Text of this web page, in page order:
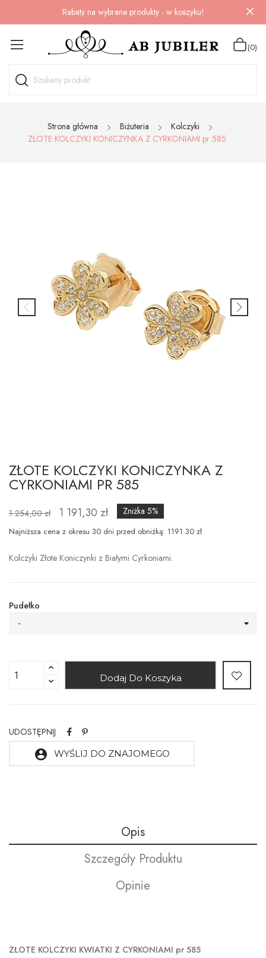
Rabaty na wybrane produkty - w koszyku!
(0)
Strona główna Biżuteria
Kolczyki
ZŁOTE KOLCZYKI KONICZYNKA Z CYRKONIAMI pr 585
ZŁOTE KOLCZYKI KONICZYNKA Z
CYRKONIAMI PR 585
1 254,00 zł 1 191,30 zł Zniżka 5%
Najniższa cena z okresu 30 dni przed obniżką: 1191.30 zł
Kolczyki Złote Koniczynki z Białymi Cyrkoniami.
Pudełko
-
Dodaj Do Koszyka
UDOSTĘPNIJ
account_circle WYŚLIJ DO ZNAJOMEGO
Opis
Szczegóły Produktu
Opinie
ZŁOTE KOLCZYKI KWIATKI Z CYRKONIAMI pr 585